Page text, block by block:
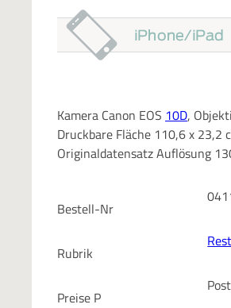
Kamera Canon EOS 10D,
Druckbare Fläche 110,6 x 23,2
Originaldatensatz Auflösung
Bestell-Nr
Rubrik
Preise P